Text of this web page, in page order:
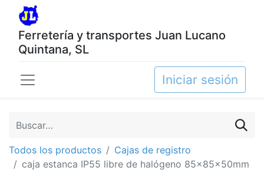
Ferretería y transportes Juan Lucano
Quintana, SL
Iniciar sesión
Todos los productos
Cajas de registro
caja estanca IP55 libre de halógeno 85x85x50mm